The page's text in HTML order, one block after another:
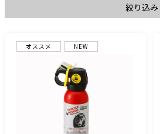
絞り込み
オススメ NEW